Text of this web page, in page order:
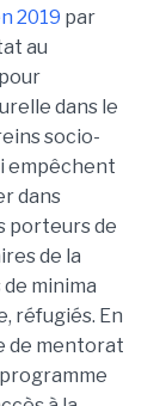
2019 par
au
dans le
socio-
empêchent
dans
porteurs de
de la
minima
réfugiés. En
de mentorat